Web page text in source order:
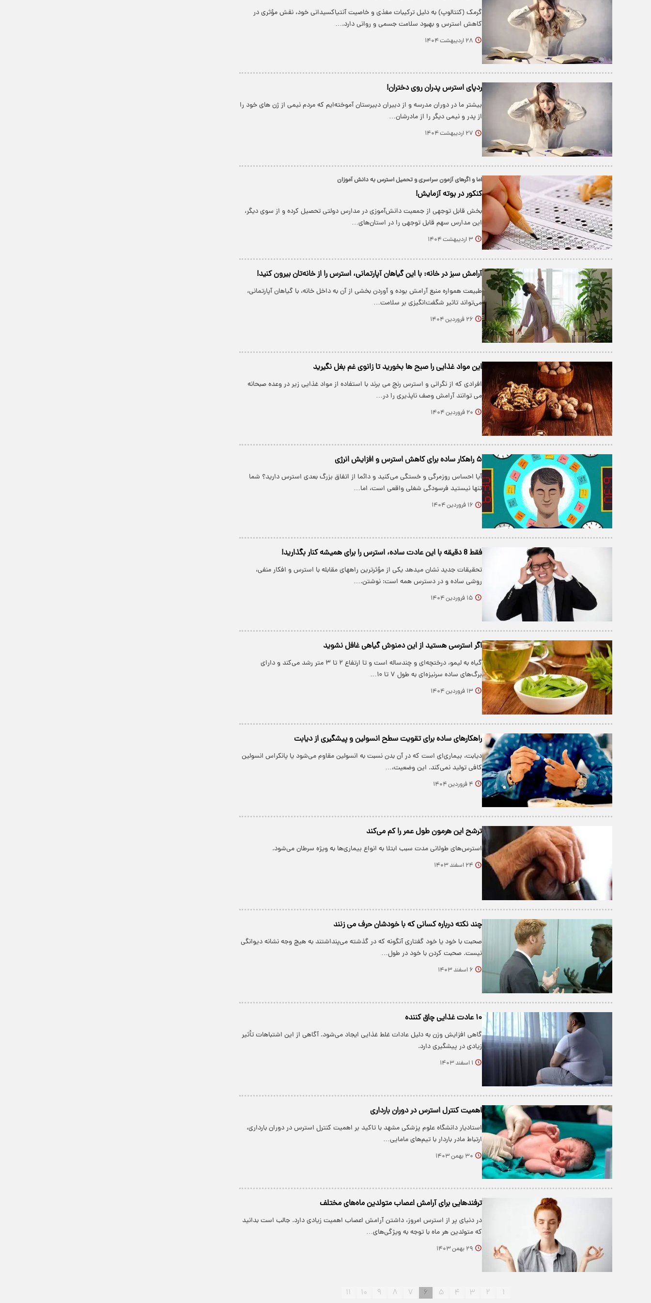
گرمک (کنتالوپ) به دلیل ترکیبات مغذی و خاصیت آنتیاکسیدانی خود، نقش مؤثری در
کاهش استرس و بهبود سلامت جسمی و روانی دارد.​…
۲۸ اردیبهشت ۱۴۰۴
ردپای استرس پدران روی دختران!
بیشتر ما در دوران مدرسه و از دبیران دبیرستان آموخته‌ایم که مردم نیمی از ژن های خود را
از پدر و نیمی دیگر را از مادرشان…
۲۷ اردیبهشت ۱۴۰۴
اما و اگرهای آزمون سراسری و تحمیل استرس به دانش آموزان
کنکور در بوته آزمایش!
بخش قابل توجهی از جمعیت دانش‌آموزی در مدارس دولتی تحصیل کرده و از سوی دیگر،
این مدارس سهم قابل توجهی را در استان‌های…
۳ اردیبهشت ۱۴۰۴
آرامش سبز در خانه: با این گیاهان آپارتمانی، استرس را از خانه‌تان بیرون کنید!
طبیعت همواره منبع آرامش بوده و آوردن بخشی از آن به داخل خانه، با گیاهان آپارتمانی،
می‌تواند تاثیر شگفت‌انگیزی بر سلامت…
۲۶ فروردین ۱۴۰۴
این مواد غذایی را صبح ها بخورید تا زانوی غم بغل نگیرید
افرادی که از نگرانی و استرس رنج می برند با استفاده از مواد غذایی زیر در وعده صبحانه
می توانند آرامش وصف ناپذیری را در…
۲۰ فروردین ۱۴۰۴
۵ راهکار ساده برای کاهش استرس و افزایش انرژی
آیا احساس روزمرگی و خستگی می‌کنید و دائما از اتفاق بزرگ بعدی استرس دارید؟ شما
تنها نیستید فرسودگی شغلی واقعی است، اما…
۱۶ فروردین ۱۴۰۴
فقط 8 دقیقه با این عادت ساده، استرس را برای همیشه کنار بگذارید!
تحقیقات جدید نشان میدهد یکی از مؤثرترین راههای مقابله با استرس و افکار منفی،
روشی ساده و در دسترس همه است: نوشتن.…
۱۵ فروردین ۱۴۰۴
اگر استرسی هستید از این دمنوش گیاهی غافل نشوید
گیاه به لیمو، درختچه‌ای و چندساله است و تا ارتفاع ۲ تا ۳ متر رشد می‌کند و دارای
برگ‌های ساده سرنیزه‌ای به طول ۷ تا ۱۰…
۱۳ فروردین ۱۴۰۴
راهکارهای ساده برای تقویت سطح انسولین و پیشگیری از دیابت
دیابت، بیماری‌ای است که در آن بدن نسبت به انسولین مقاوم می‌شود یا پانکراس انسولین
کافی تولید نمی‌کند. این وضعیت،…
۴ فروردین ۱۴۰۴
ترشح این هرمون طول عمر را کم می‌کند
استرس‌های طولانی مدت سبب ابتلا به انواع بیماری‌ها به ویژه سرطان می‌شود.
۲۴ اسفند ۱۴۰۳
چند نکته درباره کسانی که با خودشان حرف می زنند
صحبت با خود یا خود گفتاری آنگونه که در گذشته می‌پنداشتند به هیچ وجه نشانه دیوانگی
نیست. صحبت کردن با خود در طول…
۶ اسفند ۱۴۰۳
۱۰ عادت غذایی چاق کننده
گاهی افزایش وزن به دلیل عادات غلط غذایی ایجاد می‌شود. آگاهی از این اشتباهات تأثیر
زیادی در پیشگیری دارد.
۱ اسفند ۱۴۰۳
اهمیت کنترل استرس در دوران بارداری
استادیار دانشگاه علوم پزشکی مشهد با تاکید بر اهمیت کنترل استرس در دوران بارداری،
ارتباط مادر باردار با تیم‌های مامایی…
۳۰ بهمن ۱۴۰۳
ترفندهایی برای آرامش اعصاب متولدین ماه‌های مختلف
در دنیای پر از استرس امروز، داشتن آرامش اعصاب اهمیت زیادی دارد. جالب است بدانید
که متولدین هر ماه با توجه به ویژگی‌های…
۲۹ بهمن ۱۴۰۳
۱ ۲ ۳ ۴ ۵ ۶ ۷ ۸ ۹ ۱۰ ۱۱